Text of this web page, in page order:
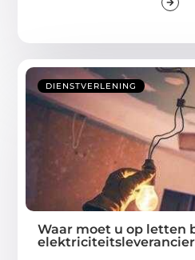
DIENSTVERLENING
Waar moet u op letten